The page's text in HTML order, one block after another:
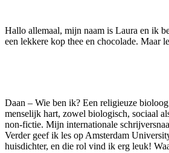
Hallo allemaal, mijn naam is Laura en ik
een lekkere kop thee en chocolade. Maar
Daan – Wie ben ik? Een religieuze
menselijk hart, zowel biologisch, sociaal
non-fictie. Mijn internationale
Verder geef ik les op Amsterdam
huisdichter, en die rol vind ik erg leuk!